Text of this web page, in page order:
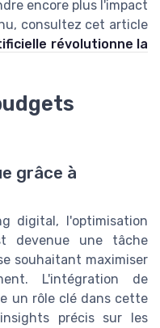
encore plus l'impact
consultez cet article
révolutionne la
grâce à
digital, l'optimisation
devenue une tâche
souhaitant maximiser
L'intégration de
un rôle clé dans cette
précis sur les